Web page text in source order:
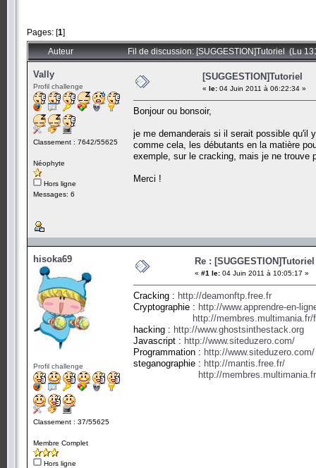
Pages: [1]
Auteur Fil de discussion: [SUGGESTION]Tutoriel (Lu
Vally
Profil challenge
Classement : 7642/55625
Néophyte
Hors ligne
Messages: 6
[SUGGESTION]Tutoriel
« le: 04 Juin 2011 à 06:22:34 »
Bonjour ou bonsoir,
je me demanderais si il serait possible qu'il
comme cela, les débutants en la matière
exemple, sur le cracking, mais je ne trouve
Merci !
hisoka69
Profil challenge
Classement : 37/55625
Membre Complet
Hors ligne
Re : [SUGGESTION]Tutoriel
« #1 le: 04 Juin 2011 à 10:05:17 »
Cracking : http://deamonftp.free.fr
Cryptographie : http://www.apprendre-en-
http://
hacking : http://www.ghostsinthestack.org
Javascript : http://www.siteduzero.com/
Programmation : http://www.siteduzero.com/
steganographie : http://mantis.free.fr/
http://